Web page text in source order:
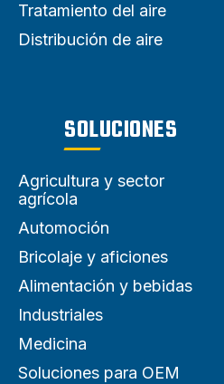
Tratamiento del aire
Distribución de aire
SOLUCIONES
Agricultura y sector
agrícola
Automoción
Bricolaje y aficiones
Alimentación y bebidas
Industriales
Medicina
Soluciones para OEM